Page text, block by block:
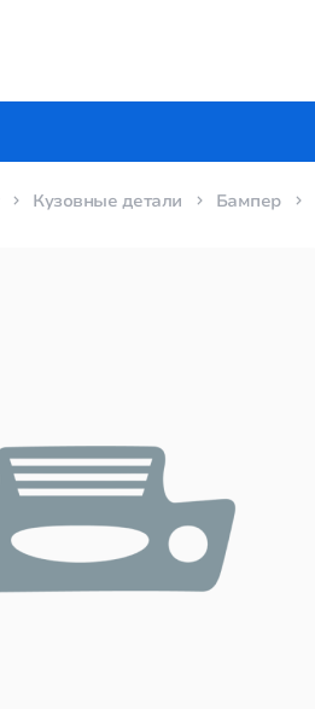
Кузовные детали Бампер